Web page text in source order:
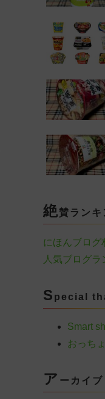
絶賛ランキ
にほんブログ
人気ブログラ
S pecial
Smart
おっち
ア ーカイブ